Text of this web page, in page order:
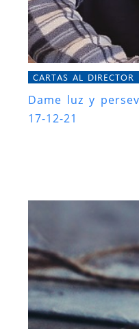
CARTAS AL DIRECTOR
Dame luz y
17-12-21